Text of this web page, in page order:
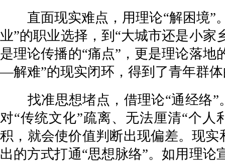
直面现实难点，用理论“解困境”
业”的职业选择，到“大城市还是小
是理论传播的“痛点”，更是理论落
—解难”的现实闭环，得到了青年群
找准思想堵点，借理论“通经络”
对“传统文化”疏离、无法厘清“个
积，就会使价值判断出现偏差。现
出的方式打通“思想脉络”。如用理